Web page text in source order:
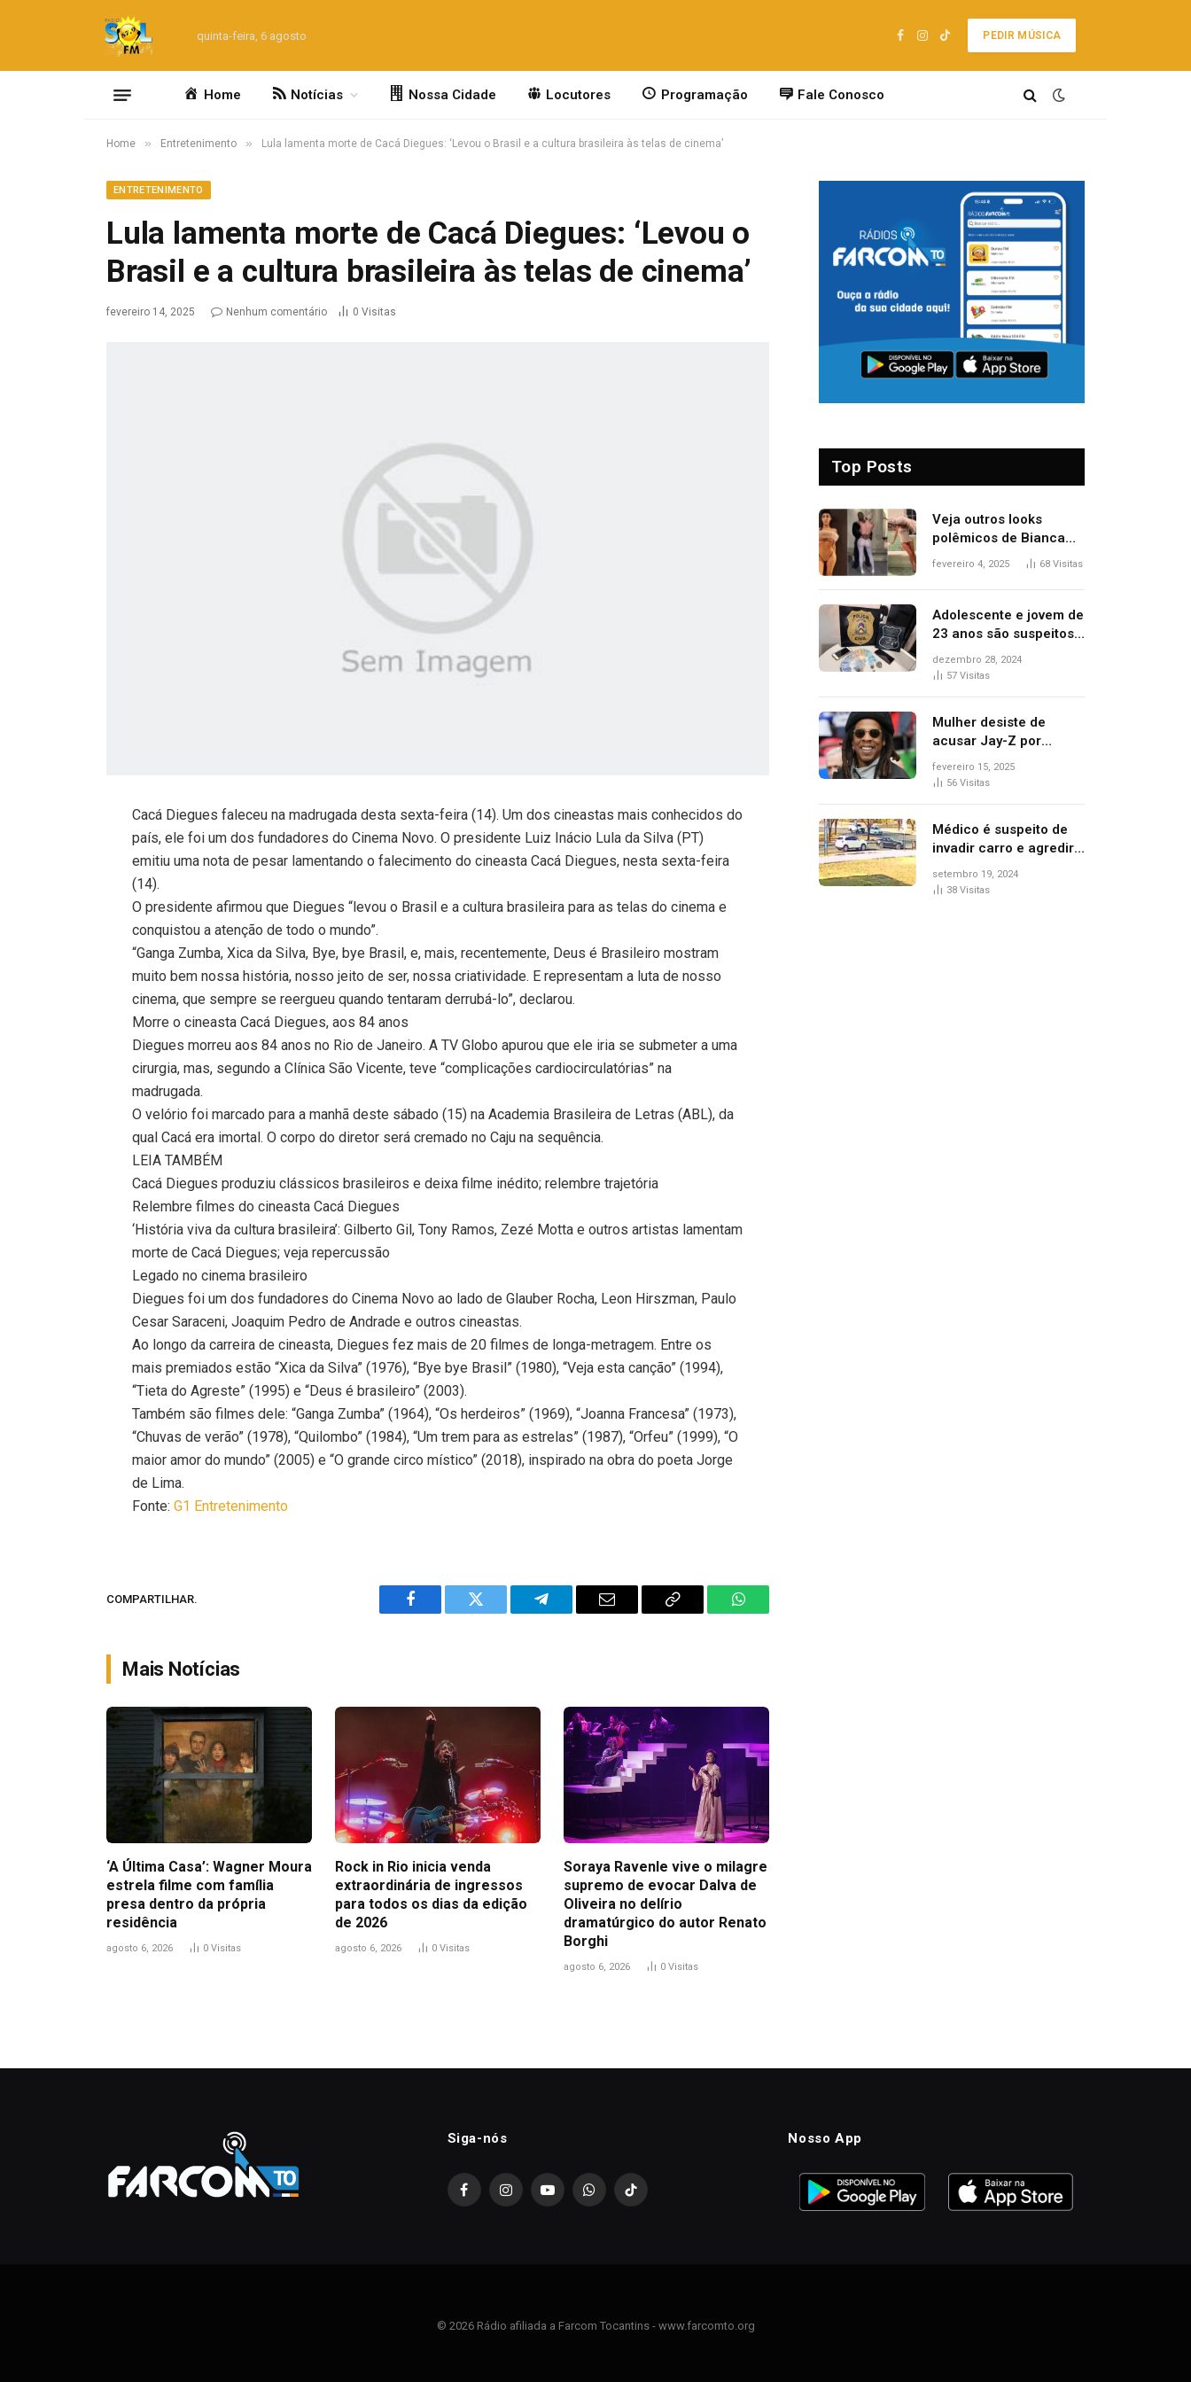
quinta-feira, 6 agosto
Facebook
Instagram
TikTok
PEDIR MÚSICA
Home Notícias Nossa Cidade Locutores Programação Fale Conosco
Home » Entretenimento » Lula lamenta morte de Cacá Diegues: ‘Levou o Brasil e a cultura brasileira às telas de cinema’
ENTRETENIMENTO
Lula lamenta morte de Cacá Diegues: ‘Levou o
Brasil e a cultura brasileira às telas de cinema’
fevereiro 14, 2025 Nenhum comentário 0 Visitas
Cacá Diegues faleceu na madrugada desta sexta-feira (14). Um dos cineastas mais conhecidos do
país, ele foi um dos fundadores do Cinema Novo. O presidente Luiz Inácio Lula da Silva (PT)
emitiu uma nota de pesar lamentando o falecimento do cineasta Cacá Diegues, nesta sexta-feira
(14).
O presidente afirmou que Diegues “levou o Brasil e a cultura brasileira para as telas do cinema e
conquistou a atenção de todo o mundo”.
“Ganga Zumba, Xica da Silva, Bye, bye Brasil, e, mais, recentemente, Deus é Brasileiro mostram
muito bem nossa história, nosso jeito de ser, nossa criatividade. E representam a luta de nosso
cinema, que sempre se reergueu quando tentaram derrubá-lo”, declarou.
Morre o cineasta Cacá Diegues, aos 84 anos
Diegues morreu aos 84 anos no Rio de Janeiro. A TV Globo apurou que ele iria se submeter a uma
cirurgia, mas, segundo a Clínica São Vicente, teve “complicações cardiocirculatórias” na
madrugada.
O velório foi marcado para a manhã deste sábado (15) na Academia Brasileira de Letras (ABL), da
qual Cacá era imortal. O corpo do diretor será cremado no Caju na sequência.
LEIA TAMBÉM
Cacá Diegues produziu clássicos brasileiros e deixa filme inédito; relembre trajetória
Relembre filmes do cineasta Cacá Diegues
‘História viva da cultura brasileira’: Gilberto Gil, Tony Ramos, Zezé Motta e outros artistas lamentam
morte de Cacá Diegues; veja repercussão
Legado no cinema brasileiro
Diegues foi um dos fundadores do Cinema Novo ao lado de Glauber Rocha, Leon Hirszman, Paulo
Cesar Saraceni, Joaquim Pedro de Andrade e outros cineastas.
Ao longo da carreira de cineasta, Diegues fez mais de 20 filmes de longa-metragem. Entre os
mais premiados estão “Xica da Silva” (1976), “Bye bye Brasil” (1980), “Veja esta canção” (1994),
“Tieta do Agreste” (1995) e “Deus é brasileiro” (2003).
Também são filmes dele: “Ganga Zumba” (1964), “Os herdeiros” (1969), “Joanna Francesa” (1973),
“Chuvas de verão” (1978), “Quilombo” (1984), “Um trem para as estrelas” (1987), “Orfeu” (1999), “O
maior amor do mundo” (2005) e “O grande circo místico” (2018), inspirado na obra do poeta Jorge
de Lima.
Fonte:G1 Entretenimento
COMPARTILHAR.
Facebook Twitter Telegram Email
Copy
WhatsApp
Mais Notícias
‘A Última Casa’: Wagner Moura
estrela filme com família
presa dentro da própria
residência
agosto 6, 2026 0 Visitas
Rock in Rio inicia venda
extraordinária de ingressos
para todos os dias da edição
de 2026
agosto 6, 2026 0 Visitas
Soraya Ravenle vive o milagre
supremo de evocar Dalva de
Oliveira no delírio
dramatúrgico do autor Renato
Borghi
agosto 6, 2026 0 Visitas
Top Posts
Veja outros looks
polêmicos de Bianca
Censori, esposa de
Grammy 2025
fevereiro 4, 2025 68 Visitas
Adolescente e jovem de
23 anos são suspeitos
de vender drogas
próximo de delegacia e
dezembro 28, 2024
57 Visitas
Mulher desiste de
acusar Jay-Z por
estupro, diz revista
fevereiro 15, 2025
56 Visitas
Médico é suspeito de
invadir carro e agredir
delegado aposentado
durante confusão no
setembro 19, 2024
38 Visitas
Siga-nós
FacebookInstagramYouTubeWhatsAppTikTok
Nosso App
© 2026 Rádio afiliada a Farcom Tocantins - www.farcomto.org